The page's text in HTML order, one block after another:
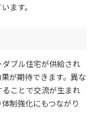
ます。
ブル住宅が供給され
が期待できます。異な
ことで交流が生まれ
制強化にもつながり